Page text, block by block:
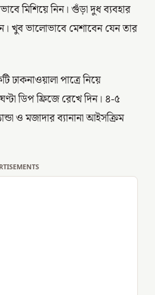
মিশিয়ে নিন। গুঁড়া দুধ ব্যবহার
খুব ভালোভাবে মেশাবেন যেন তার
ঢাকনাওয়ালা পাত্রে নিয়ে
ডিপ ফ্রিজে রেখে দিন। ৪-৫
ও মজাদার ব্যানানা আইসক্রিম